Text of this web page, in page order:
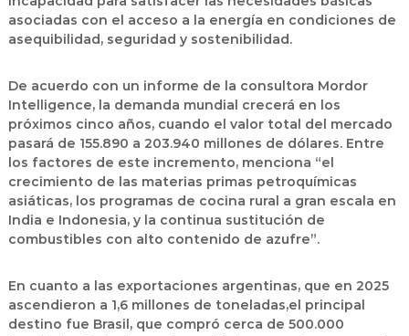
asociadas con el acceso a la energía en condiciones de
asequibilidad, seguridad y sostenibilidad.
De acuerdo con un informe de la consultora Mordor
Intelligence, la demanda mundial crecerá en los
próximos cinco años, cuando el valor total del mercado
pasará de 155.890 a 203.940 millones de dólares. Entre
los factores de este incremento, menciona “el
crecimiento de las materias primas petroquímicas
asiáticas, los programas de cocina rural a gran escala en
India e Indonesia, y la continua sustitución de
combustibles con alto contenido de azufre”.
En cuanto a las exportaciones argentinas, que en 2025
ascendieron a 1,6 millones de toneladas,el principal
destino fue Brasil, que compró cerca de 500.000